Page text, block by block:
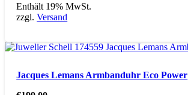
Enthält 19% MwSt.
zzgl.Versand
Jacques Lemans Armbanduhr Eco Power